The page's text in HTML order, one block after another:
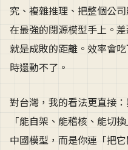
究、複雜推理、把整個公
在最強的閉源模型手上。
就是成敗的距離。效率會
時還動不了。
對台灣，我的看法更直接
「能自架、能稽核、能切
中國模型，而是你連「把